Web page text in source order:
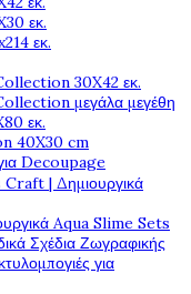
εκ.
εκ.
30X42 εκ.
μεγάλα μεγέθη
εκ.
40X30 cm
Decoupage
| Δημιουργικά
Aqua Slime Sets
Σχέδια Ζωγραφικής
για